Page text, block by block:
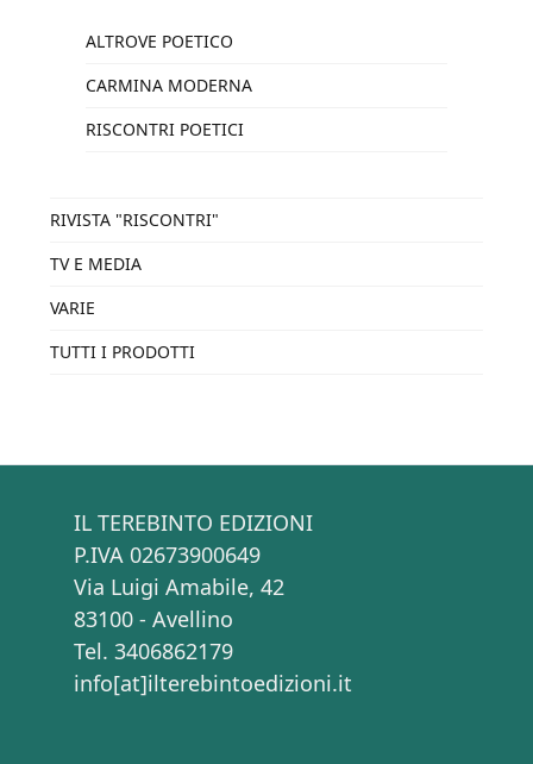
ALTROVE POETICO
CARMINA MODERNA
RISCONTRI POETICI
RIVISTA "RISCONTRI"
TV E MEDIA
VARIE
TUTTI I PRODOTTI
IL TEREBINTO EDIZIONI
P.IVA 02673900649
Via Luigi Amabile, 42
83100 - Avellino
Tel. 3406862179
info[at]ilterebintoedizioni.it